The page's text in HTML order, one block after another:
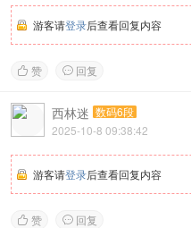
游客请登录后查看回复内容
 赞  回复
西林迷 数码6段
2025-10-8 09:38:42
游客请登录后查看回复内容
 赞  回复